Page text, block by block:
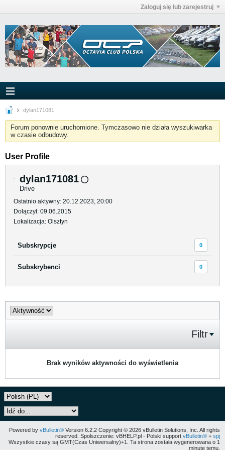
Zaloguj się lub zarejestruj
dylan171081
Forum ponownie uruchomione. Tymczasowo nie działa wyszukiwarka
w czasie odbudowy.
User Profile
dylan171081
Drive
Ostatnio aktywny: 20.12.2023, 20:00
Dołączył: 09.06.2015
Lokalizacja: Olsztyn
Subskrypcje 0
Subskrybenci 0
Filtr
Brak wyników aktywności do wyświetlenia
Powered by vBulletin® Version 6.2.2 Copyright © 2026 vBulletin Solutions, Inc. All rights
reserved. Spolszczenie: vBHELP.pl - Polski support vBulletin® + spj
Wszystkie czasy są GMT(Czas Uniwersalny)+1. Ta strona została wygenerowana o 1
minutę temu.